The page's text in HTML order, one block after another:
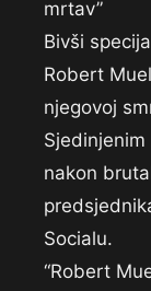
mrtav”
Bivši
Robert
njegovoj
nakon
Socialu.
“Robert